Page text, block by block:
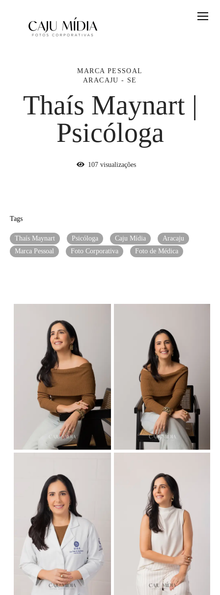
MARCA PESSOAL
ARACAJU - SE
Thaís Maynart |
Psicóloga
107 visualizações
Tags
Thaís Maynart Psicóloga Caju Mídia
Aracaju
Marca Pessoal
Foto Corporativa Foto de Médica